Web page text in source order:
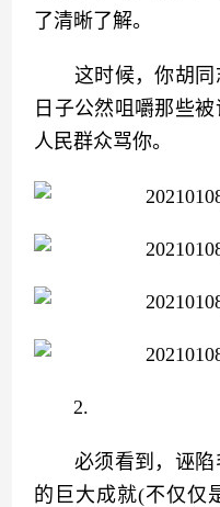
了清晰了解。
这时候，你胡同
日子公然咀嚼那些
人民群众骂你。
2.
必须看到，诬陷
的巨大成就(不仅仅